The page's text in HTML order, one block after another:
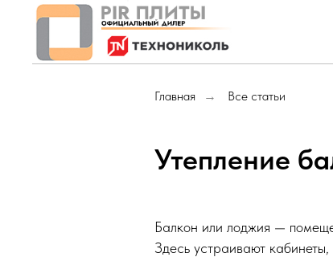
Главная → Все статьи
Утепление
Балкон или лоджия —
Здесь устраивают